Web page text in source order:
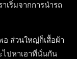
เริ่มจากการนำรถ
อ ส่วนใหญ่ก็เสื้อผ้า
ไปหาเอาที่นั่นกัน